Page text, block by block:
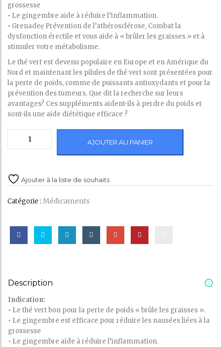
grossesse
• Le gingembre aide à réduire l’inflammation.
• Grenadeẹ Prévention de l’athérosclérose, Combat la
dysfonction érectile et vous aide à « brûler les graisses » et à
stimuler votre métabolisme.
Le thé vert est devenu populaire en Europe et en Amérique du
Nord et maintenant les pilules de thé vert sont présentées pour
la perte de poids, comme de puissants antioxydants et pour la
prévention des tumeurs. Que dit la recherche sur leurs
avantages? Ces suppléments aident-ils à perdre du poids et
sont-ils une aide diététique efficace ?
Slim
AJOUTER AU PANIER
Ajouter à la liste de souhaits
Catégorie : Médicaments
Description
Indication:
• Le thé vert bon pour la perte de poids « brûle les graisses ».
• Le gingembre est efficace pour réduire les nausées liées à la
grossesse
• Le gingembre aide à réduire l’inflammation.